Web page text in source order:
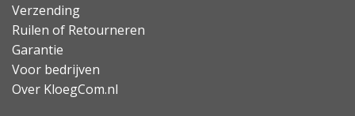
Verzending
Ruilen of Retourneren
Garantie
Voor bedrijven
Over KloegCom.nl